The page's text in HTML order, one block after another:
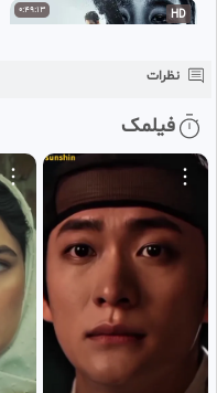
0:49:13 HD
4
HD
0:44:44 HD
نظرات
فیلمک